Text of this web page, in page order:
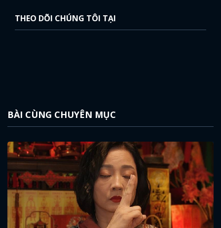
THEO DÕI CHÚNG TÔI TẠI
BÀI CÙNG CHUYÊN MỤC